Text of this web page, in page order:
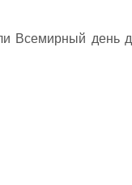
Всемирный день